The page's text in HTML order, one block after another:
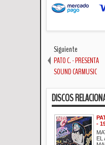
Siguiente
PATO C. - PRESENTA
SOUND CARMUSIC
DISCOS
-
EL